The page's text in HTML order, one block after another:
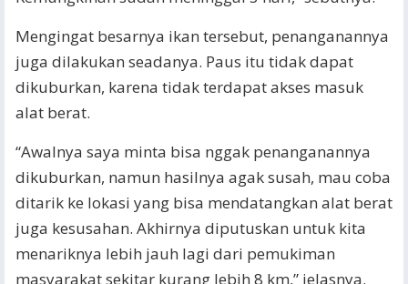
Mengingat besarnya ikan tersebut, penanganannya
juga dilakukan seadanya. Paus itu tidak dapat
dikuburkan, karena tidak terdapat akses masuk
alat berat.
“Awalnya saya minta bisa nggak penanganannya
dikuburkan, namun hasilnya agak susah, mau coba
ditarik ke lokasi yang bisa mendatangkan alat berat
juga kesusahan. Akhirnya diputuskan untuk kita
menariknya lebih jauh lagi dari pemukiman
masyarakat sekitar kurang lebih 8 km,” jelasnya.